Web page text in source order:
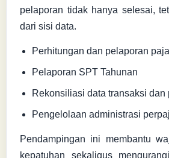
pelaporan tidak hanya selesai,
dari sisi data.
Perhitungan dan pelaporan
Pelaporan SPT Tahunan
Rekonsiliasi data transaksi
Pengelolaan administrasi
Pendampingan ini membantu
kepatuhan sekaligus